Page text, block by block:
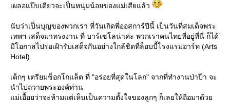
เผลอแป๊บเดียวจะเป็นหนุ่มน้อยของแม่เสียแล้ว
นับว่าเป็นบุญของพวกเรา ที่วันเกิดพี่ออสการ์ปีนี้ เป็นวันที่สมเด็จพระ
เทพฯ เสด็จมาทรงงาน ที่ บาร์เซโลน่าค่ะ พวกเราคนไทยที่อยู่ที่นี่ ก็ได้
มีโอกาสไปรอเฝ้ารับเสด็จกันอย่างใกล้ชิดที่ล็อบบี้โรงแรมอาร์ท (Arts
Hotel)
เด็กๆ เตรียมช็อกโกแล็ต ที่ "อร่อยที่สุดในโลก" จากที่ทำงานป่าป๊า จะ
นำไปถวายพระองค์ท่าน
แม่เอื้อยว่าจะห้ามแต่เห็นเป็นความตั้งใจของลูกๆ ก็เลยให้ถือมาด้วย